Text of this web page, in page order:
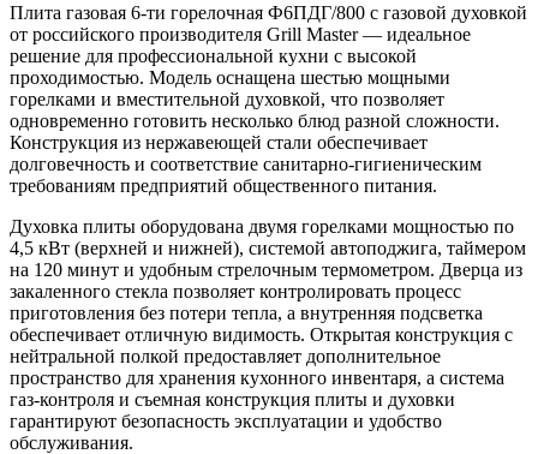
Плита газовая 6-ти горелочная Ф6ПДГ/800 с газовой духовкой
от российского производителя Grill Master — идеальное
решение для профессиональной кухни с высокой
проходимостью. Модель оснащена шестью мощными
горелками и вместительной духовкой, что позволяет
одновременно готовить несколько блюд разной сложности.
Конструкция из нержавеющей стали обеспечивает
долговечность и соответствие санитарно-гигиеническим
требованиям предприятий общественного питания.
Духовка плиты оборудована двумя горелками мощностью по
4,5 кВт (верхней и нижней), системой автоподжига, таймером
на 120 минут и удобным стрелочным термометром. Дверца из
закаленного стекла позволяет контролировать процесс
приготовления без потери тепла, а внутренняя подсветка
обеспечивает отличную видимость. Открытая конструкция с
нейтральной полкой предоставляет дополнительное
пространство для хранения кухонного инвентаря, а система
газ-контроля и съемная конструкция плиты и духовки
гарантируют безопасность эксплуатации и удобство
обслуживания.